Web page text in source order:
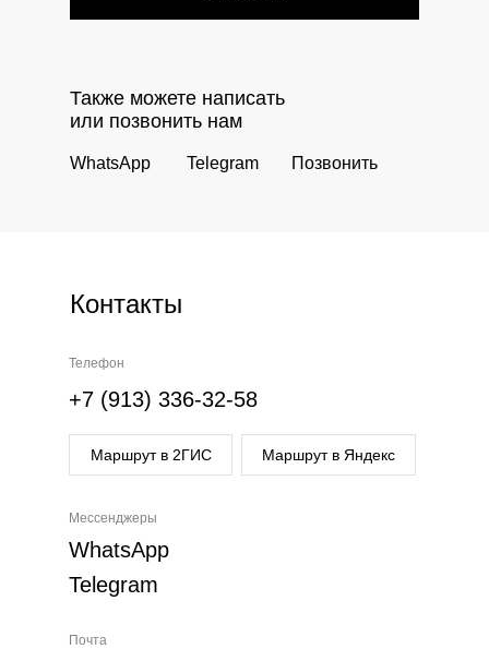
Позвонить
Telegram
WhatsApp
Также можете написать
или позвонить нам
Контакты
Мессенджеры
WhatsApp
Telegram
Телефон
+7 (913) 336-32-58
Почта
Маршрут в 2ГИС Маршрут в Яндекс